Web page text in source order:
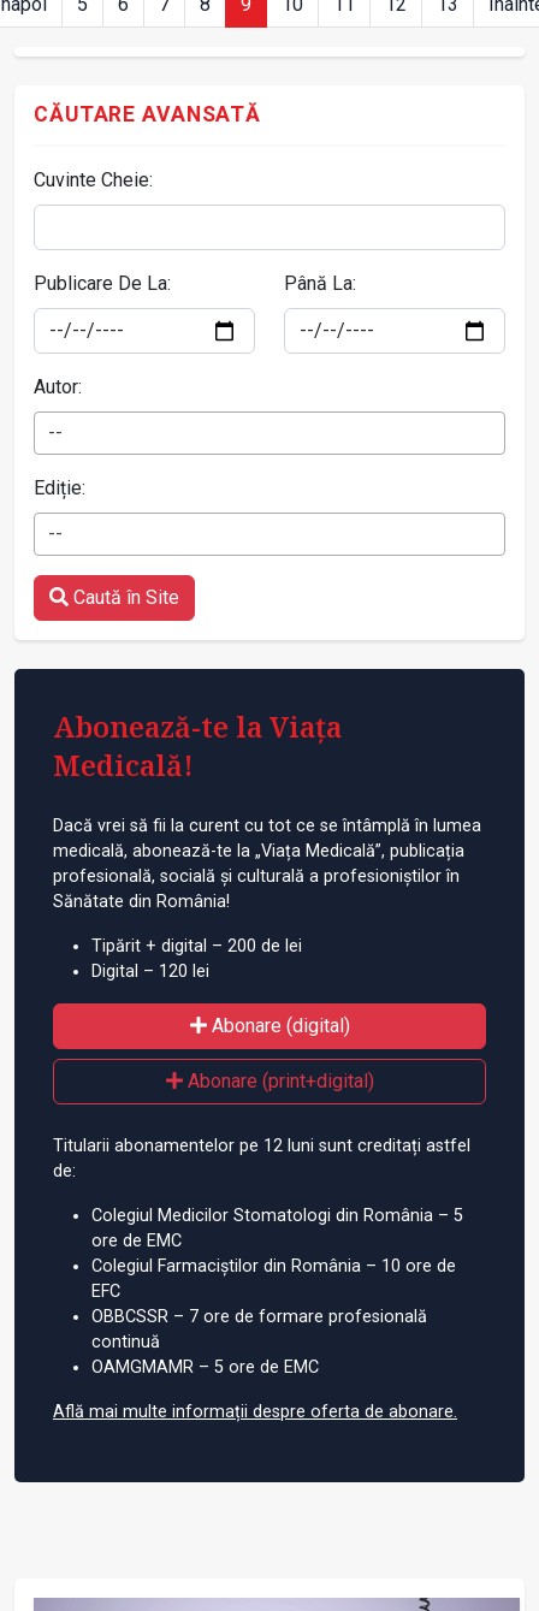
5 6 7 8 9 10 12 13
CĂUTARE AVANSATĂ
Cuvinte Cheie:
Publicare De La: Până La:
Autor:
--
Ediție:
--
Caută în Site
Abonează-te la Viața
Medicală!
Dacă vrei să fii la curent cu tot ce se întâmplă în lumea
medicală, abonează-te la „Viața Medicală”, publicația
profesională, socială și culturală a profesioniștilor în
Sănătate din România!
Tipărit + digital – 200 de lei
Digital – 120 lei
Abonare (digital)
Abonare (print+digital)
Titularii abonamentelor pe 12 luni sunt creditați astfel
de:
Colegiul Medicilor Stomatologi din România – 5
ore de EMC
Colegiul Farmaciștilor din România – 10 ore de
EFC
OBBCSSR – 7 ore de formare profesională
continuă
OAMGMAMR – 5 ore de EMC
Află mai multe informații despre oferta de abonare.